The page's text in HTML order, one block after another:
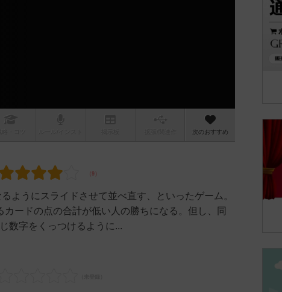
次のおすすめ
ようにスライドさせて並べ直す、といったゲーム。
ードの点の合計が低い人の勝ちになる。但し、同
数字をくっつけるように...